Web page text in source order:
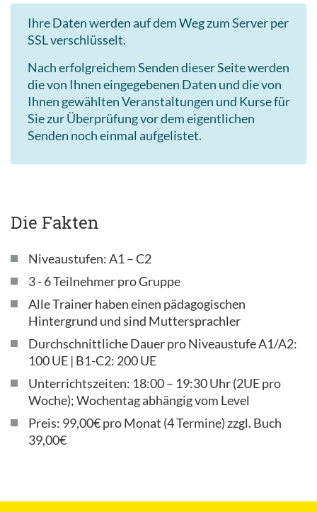
Ihre Daten werden auf dem Weg zum Server per
SSL verschlüsselt.
Nach erfolgreichem Senden dieser Seite werden
die von Ihnen eingegebenen Daten und die von
Ihnen gewählten Veranstaltungen und Kurse für
Sie zur Überprüfung vor dem eigentlichen
Senden noch einmal aufgelistet.
Die Fakten
Niveaustufen: A1 – C2
3 - 6 Teilnehmer pro Gruppe
Alle Trainer haben einen pädagogischen
Hintergrund und sind Muttersprachler
Durchschnittliche Dauer pro Niveaustufe A1/A2:
100 UE | B1-C2: 200 UE
Unterrichtszeiten: 18:00 – 19:30 Uhr (2UE pro
Woche); Wochentag abhängig vom Level
Preis: 99,00€ pro Monat (4 Termine) zzgl. Buch
39,00€